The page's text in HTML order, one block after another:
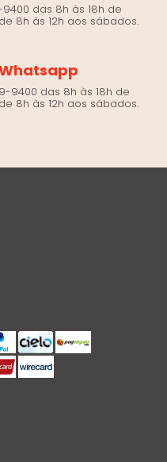
das 8h às 18h de
8h às 12h aos sábados.
9400 das 8h às 18h de
8h às 12h aos sábados.